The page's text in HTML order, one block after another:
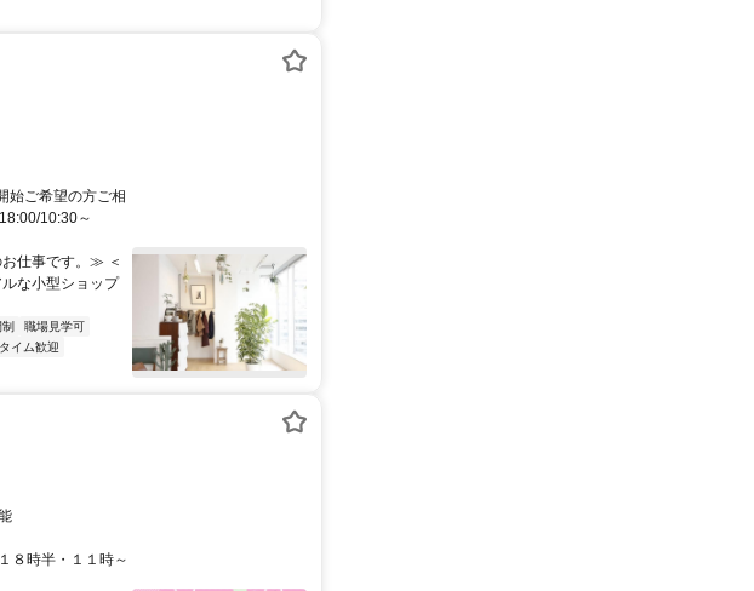
始ご希望の方ご相
10:30～
仕事です。≫ ＜
な小型ショップ
職場見学可
イム歓迎
能
８時半・１１時～